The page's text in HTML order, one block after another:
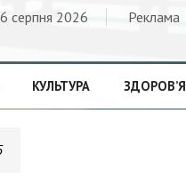
серпня 2026 Реклама
КУЛЬТУРА ЗДОРОВ’Я